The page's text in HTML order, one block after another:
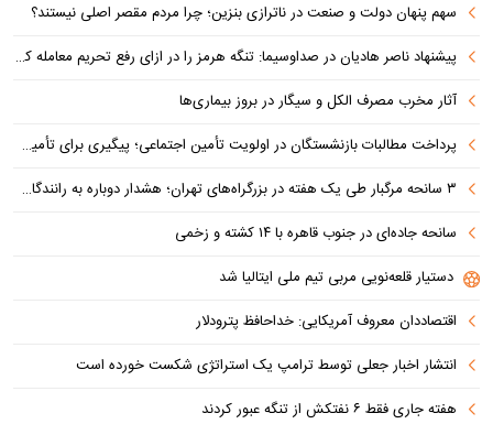
سهم پنهان دولت و صنعت در ناترازی بنزین؛ چرا مردم مقصر اصلی نیستند؟
پیشنهاد ناصر هادیان در صداوسیما: تنگه هرمز را در ازای رفع تحریم معامله کنیم
آثار مخرب مصرف الکل و سیگار در بروز بیماری‌ها
پرداخت مطالبات بازنشستگان در اولویت تأمین اجتماعی؛ پیگیری برای تأمین منابع ادامه دارد
۳ سانحه مرگبار طی یک هفته در بزرگراه‌های تهران؛ هشدار دوباره به رانندگان و عابران
سانحه جاده‌ای در جنوب قاهره با ۱۴ کشته و زخمی
دستیار قلعه‌نویی مربی تیم ملی ایتالیا شد
اقتصاددان معروف آمریکایی: خداحافظ پترودلار
انتشار اخبار جعلی توسط ترامپ یک استراتژی شکست خورده است
هفته جاری فقط ۶ نفتکش از تنگه عبور کردند